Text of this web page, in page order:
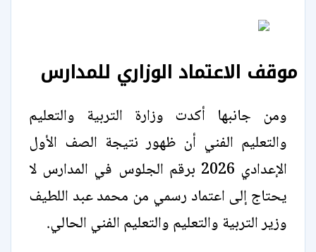
موقف الاعتماد الوزاري للمدارس
ومن جانبها أكدت وزارة التربية والتعليم
والتعليم الفني أن ظهور نتيجة الصف الأول
الإعدادي 2026 برقم الجلوس في المدارس لا
يحتاج إلى اعتماد رسمي من محمد عبد اللطيف
وزير التربية والتعليم والتعليم الفني الحالي.